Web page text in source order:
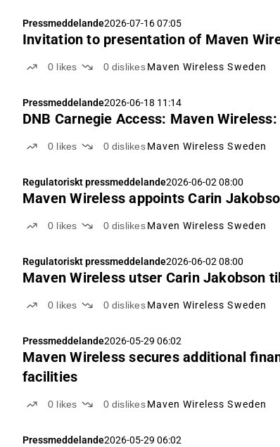
Pressmeddelande2026-07-16 07:05
Invitation to presentation of Maven
0 likes 0 dislikes Maven Wireless Sweden
Pressmeddelande2026-06-18 11:14
DNB Carnegie Access: Maven
0 likes 0 dislikes Maven Wireless Sweden
Regulatoriskt pressmeddelande2026-06-02 08:00
Maven Wireless appoints Carin
0 likes 0 dislikes Maven Wireless Sweden
Regulatoriskt pressmeddelande2026-06-02 08:00
Maven Wireless utser Carin Jakobson
0 likes 0 dislikes Maven Wireless Sweden
Pressmeddelande2026-05-29 06:02
Maven Wireless secures additional
facilities
0 likes 0 dislikes Maven Wireless Sweden
Pressmeddelande2026-05-29 06:02